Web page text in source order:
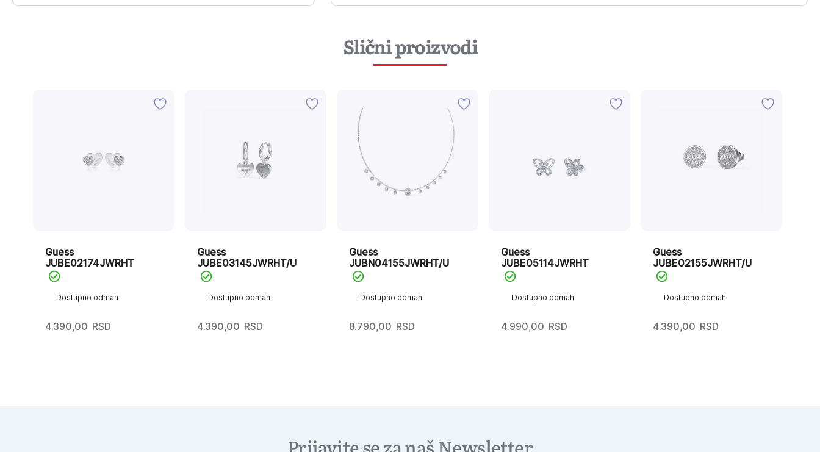
Slični proizvodi
Dostupno odmah
Guess
JUBE02174JWRHT
4.390,00 RSD
Dostupno odmah
Guess
JUBE03145JWRHT/U
4.390,00 RSD
Dostupno odmah
Guess
JUBN04155JWRHT/U
8.790,00 RSD
Dostupno odmah
Guess
JUBE05114JWRHT
4.990,00 RSD
Dostupno odmah
Guess
JUBE02155JWRHT/U
4.390,00 RSD